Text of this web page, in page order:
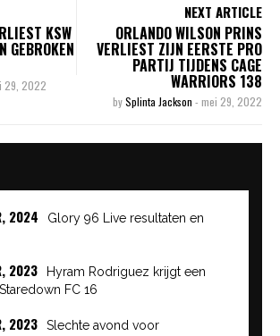
KSW
GEBROKEN
29, 2022
NEXT ARTICLE
ORLANDO WILSON PRINS
VERLIEST ZIJN EERSTE PRO
PARTIJ TIJDENS CAGE
WARRIORS 138
bySplinta Jackson - mei 29, 2022
2024
Glory 96 Live resultaten en
2023
Hyram Rodriguez krijgt een
FC 16
2023
Slechte avond voor